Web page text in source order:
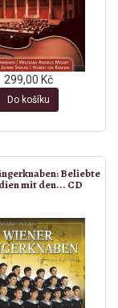
299,00 Kč
Do košíku
Beliebte
mit den... CD